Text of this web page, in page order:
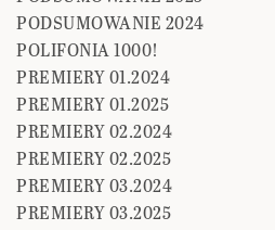
PODSUMOWANIE 2024
POLIFONIA 1000!
PREMIERY 01.2024
PREMIERY 01.2025
PREMIERY 02.2024
PREMIERY 02.2025
PREMIERY 03.2024
PREMIERY 03.2025